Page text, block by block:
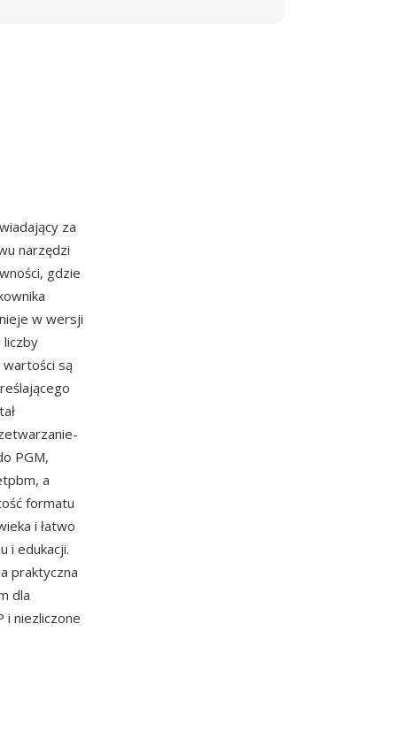
za
narzędzi
gdzie
w wersji
liczby
są
PGM,
a
formatu
i łatwo
i edukacji.
praktyczna
dla
i niezliczone